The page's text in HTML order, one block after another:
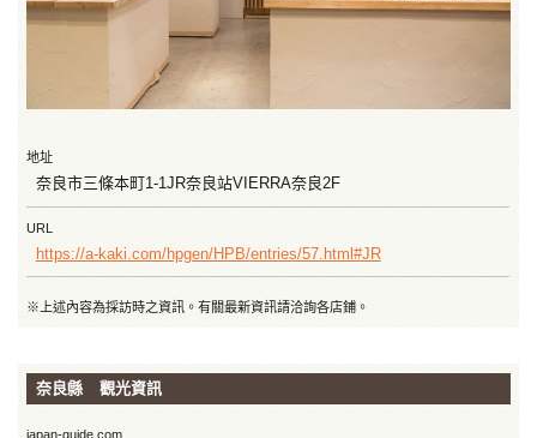
地址
奈良市三條本町1-1JR奈良站VIERRA奈良2F
URL
https://a-kaki.com/hpgen/HPB/entries/57.html#JR
※上述內容為採訪時之資訊。有關最新資訊請洽詢各店鋪。
奈良縣 觀光資訊
japan-guide.com